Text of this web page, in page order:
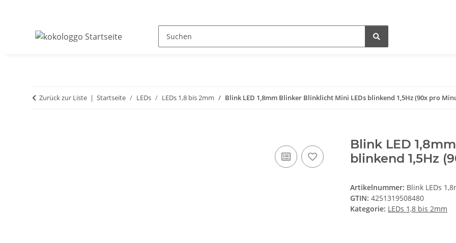
Zurück zur Liste Startseite LEDs LEDs 1,8 bis 2mm Blink LED 1,8mm Blinker Blinklicht Mini LEDs blinkend 1,5Hz (90x pro
Blink LED
blinkend 1,5Hz
Artikelnummer: Blink LEDs
GTIN: 4251319508480
Kategorie: LEDs 1,8 bis 2mm